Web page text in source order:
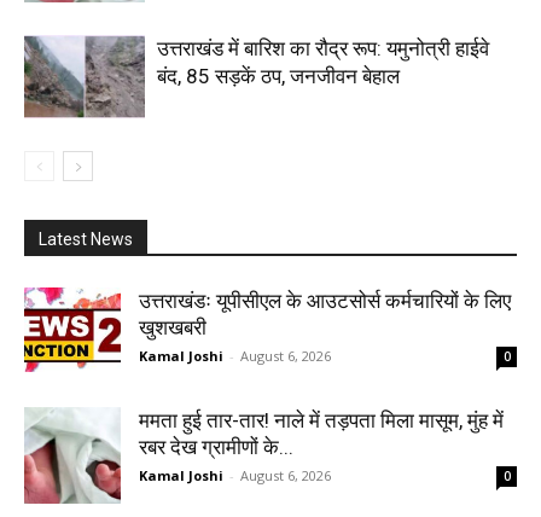
उत्तराखंड में बारिश का रौद्र रूप: यमुनोत्री हाईवे
बंद, 85 सड़कें ठप, जनजीवन बेहाल
Latest News
उत्तराखंडः यूपीसीएल के आउटसोर्स कर्मचारियों के लिए
खुशखबरी
Kamal Joshi - August 6, 2026 0
ममता हुई तार-तार! नाले में तड़पता मिला मासूम, मुंह में
रबर देख ग्रामीणों के...
Kamal Joshi - August 6, 2026 0